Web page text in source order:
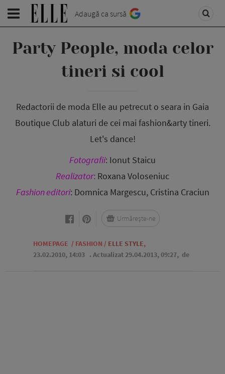
Adaugă ca sursă
Party People, moda celor
tineri si cool
Redactorii de moda Elle au petrecut o seara in Gaia
Boutique Club alaturi de cei mai fashion&arty tineri.
Let's dance!
Fotografii: Ionut Staicu
Realizator: Roxana Voloseniuc
Fashion editori: Domnica Margescu, Cristina Craciun
HOMEPAGE / FASHION / ELLE STYLE,
23.02.2010, 14:03 . Actualizat 29.04.2013, 09:27, de
Urmărește-ne